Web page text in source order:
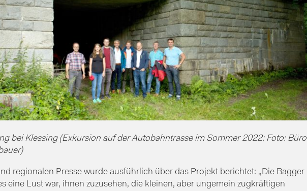
bei Klessing (Exkursion auf der Autobahntrasse im Sommer 2022; Foto: Büro
regionalen Presse wurde ausführlich über das Projekt berichtet: „Die Bagger
eine Lust war, ihnen zuzusehen, die kleinen, aber ungemein zugkräftigen